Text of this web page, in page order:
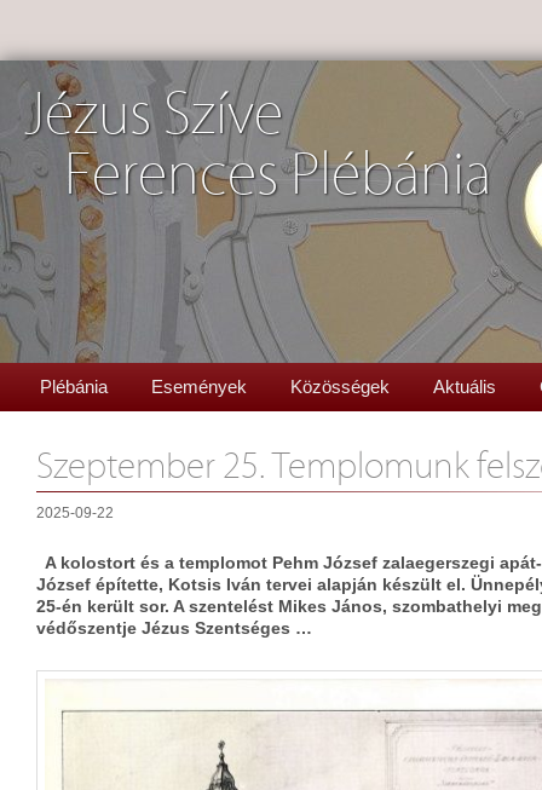
Jézus Szíve
Ferences Plébánia
Plébánia Események Közösségek Aktuális
Szeptember 25. Templomunk
2025-09-22
A kolostort és a templomot Pehm József zalaegerszegi
József építette, Kotsis Iván tervei alapján készült el.
25-én került sor. A szentelést Mikes János, szombathelyi
védőszentje Jézus Szentséges …